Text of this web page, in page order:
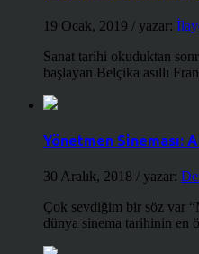
19 Ocak, 2019 / yazar:
Sanat tarihi okuduktan
başlayan Belçika asıllı
Yönetmen Sineması:
30 Aralık, 2018 / yazar:
Çok sevdiğim bir söz var
dünya sinema tarihinin en